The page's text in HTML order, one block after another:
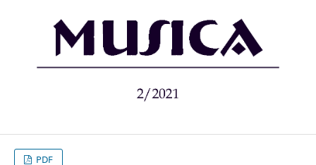
PDF